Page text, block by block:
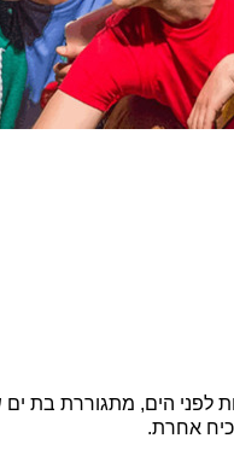
הים, מתגוררת בת ים
אחרת.